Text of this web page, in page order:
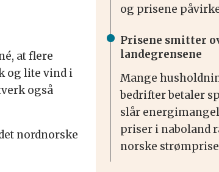
og prisene
Prisene smitter
landegrensene
Mange
bedrifter betaler
slår
priser i naboland
norske
at flere
og lite vind i
også
nordnorske